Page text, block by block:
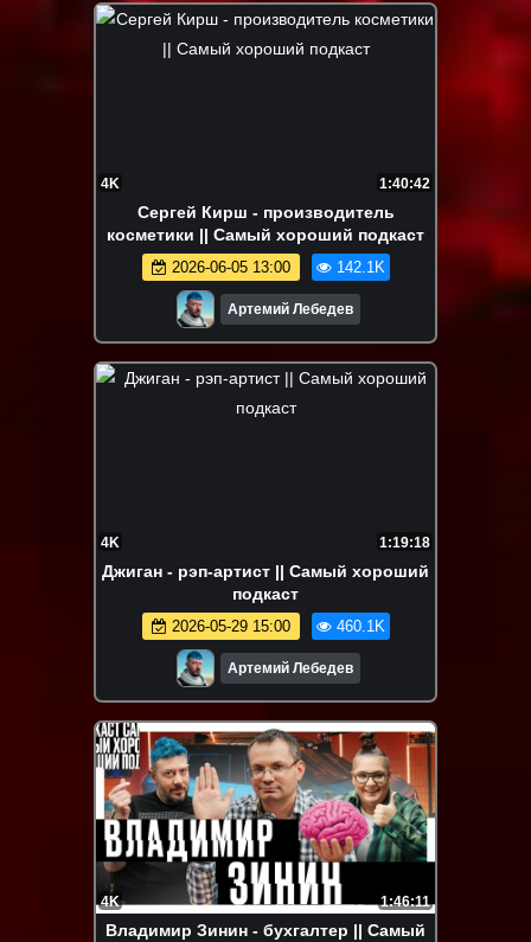
4K 1:40:42
Сергей Кирш - производитель
косметики || Самый хороший подкаст
2026-06-05 13:00 142.1K
Артемий Лебедев
4K 1:19:18
Джиган - рэп-артист || Самый хороший
подкаст
2026-05-29 15:00 460.1K
Артемий Лебедев
4K 1:46:11
Владимир Зинин - бухгалтер || Самый